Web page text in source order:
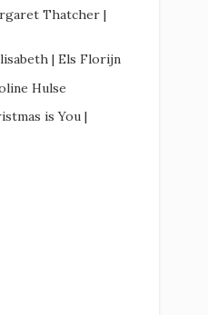
Thatcher |
| Els Florijn
Hulse
is You |